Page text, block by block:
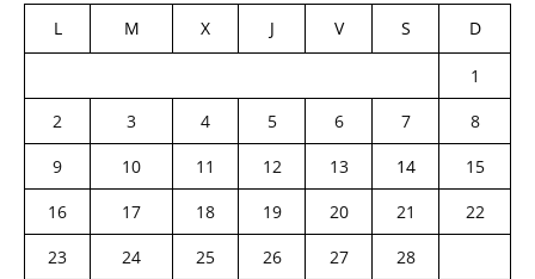
L M X J V S D
1
2
3 4 5 6 7
8
9
10 11 12 13 14
15
16
17 18 19 20 21
22
23
24 25 26 27
28